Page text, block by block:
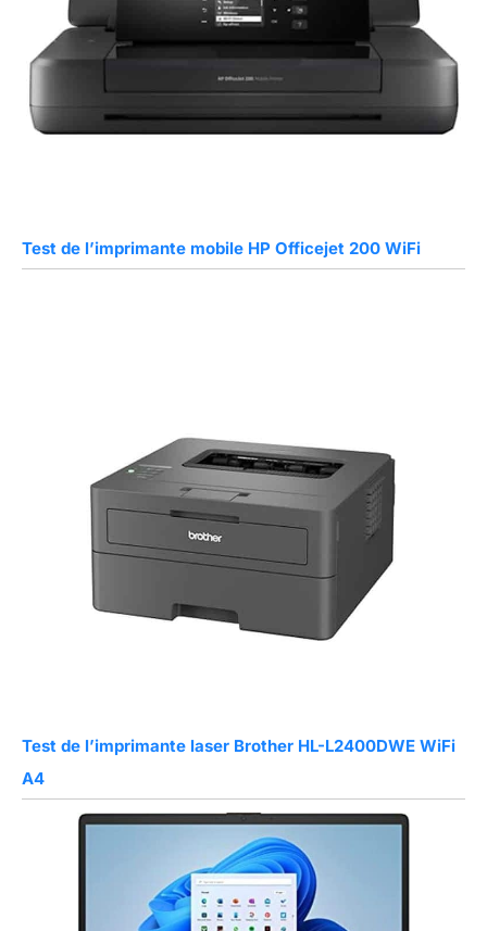
Test de l’imprimante mobile HP Officejet 200 WiFi
Test de l’imprimante laser Brother HL-L2400DWE WiFi
A4